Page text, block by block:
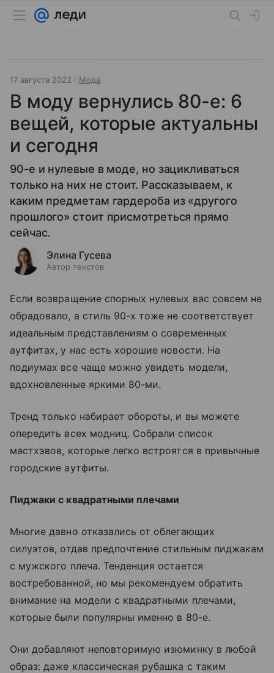
17 августа 2022 Мода
В моду вернулись 80-е: 6
вещей, которые актуальны
и сегодня
90-е и нулевые в моде, но зацикливаться
только на них не стоит. Рассказываем, к
каким предметам гардероба из «другого
прошлого» стоит присмотреться прямо
сейчас.
Элина Гусева
Автор текстов
Если возвращение спорных нулевых вас совсем не
обрадовало, а стиль 90-х тоже не соответствует
идеальным представлениям о современных
аутфитах, у нас есть хорошие новости. На
подиумах все чаще можно увидеть модели,
вдохновленные яркими 80-ми.
Тренд только набирает обороты, и вы можете
опередить всех модниц. Собрали список
мастхэвов, которые легко встроятся в привычные
городские аутфиты.
Пиджаки с квадратными плечами
Многие давно отказались от облегающих
силуэтов, отдав предпочтение стильным пиджакам
с мужского плеча. Тенденция остается
востребованной, но мы рекомендуем обратить
внимание на модели с квадратными плечами,
которые были популярны именно в 80-е.
Они добавляют неповторимую изюминку в любой
образ: даже классическая рубашка с таким